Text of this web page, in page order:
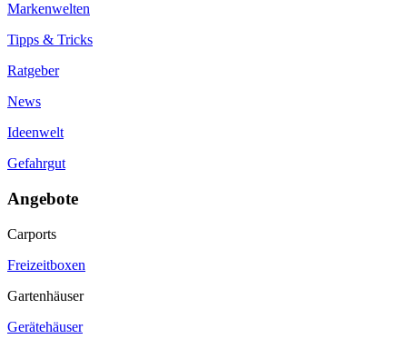
Markenwelten
Tipps & Tricks
Ratgeber
News
Ideenwelt
Gefahrgut
Angebote
Carports
Freizeitboxen
Gartenhäuser
Gerätehäuser